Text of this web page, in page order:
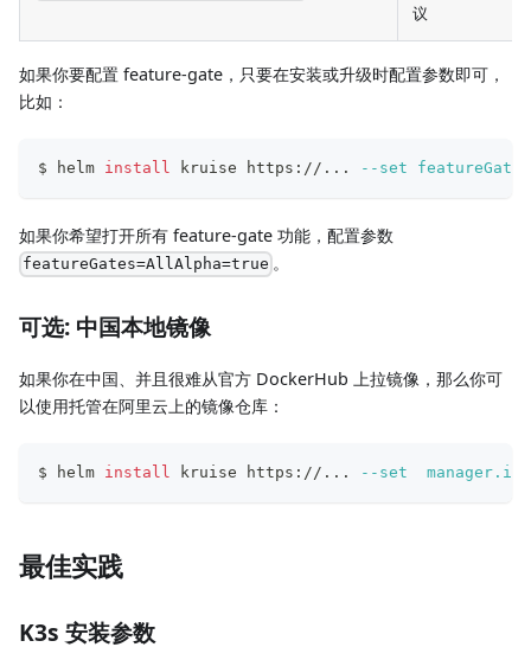
议
如果你要配置 feature-gate，只要在安装或升级时配置参数即可，
比如：
$ helm install kruise https:// .. . --set featureGates
如果你希望打开所有 feature-gate 功能，配置参数
featureGates=AllAlpha=true 。
可选: 中国本地镜像
如果你在中国、并且很难从官方 DockerHub 上拉镜像，那么你可
以使用托管在阿里云上的镜像仓库：
$ helm install kruise https:// .. . --set
最佳实践
K3s 安装参数